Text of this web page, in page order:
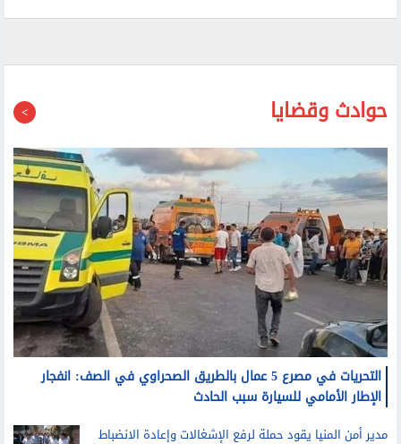
حوادث وقضايا
التحريات في مصرع 5 عمال بالطريق الصحراوي في الصف: انفجار
الإطار الأمامي للسيارة سبب الحادث
مدير أمن المنيا يقود حملة لرفع الإشغالات وإعادة الانضباط